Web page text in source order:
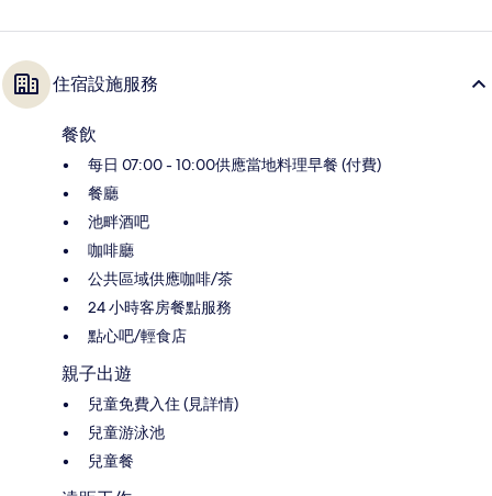
住宿設施服務
餐飲
每日 07:00 - 10:00供應當地料理早餐 (付費)
餐廳
池畔酒吧
咖啡廳
公共區域供應咖啡/茶
24 小時客房餐點服務
點心吧/輕食店
親子出遊
兒童免費入住 (見詳情)
兒童游泳池
兒童餐